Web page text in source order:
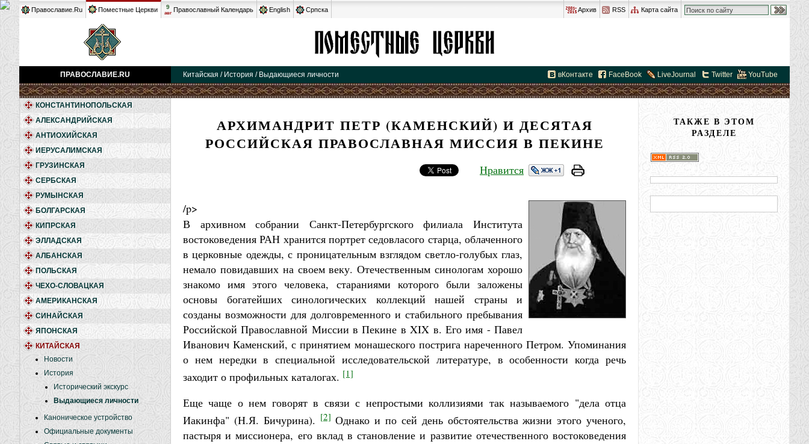
Православие.Ru Поместные Церкви 9
авг Православный Календарь English Српска Архив RSS Карта сайта
ПРАВОСЛАВИЕ.RU Китайская / История / Выдающиеся личности вКонтакте FaceBook LiveJournal Twitter YouTube
КОНСТАНТИНОПОЛЬСКАЯ
АЛЕКСАНДРИЙСКАЯ
АНТИОХИЙСКАЯ
ИЕРУСАЛИМСКАЯ
ГРУЗИНСКАЯ
СЕРБСКАЯ
РУМЫНСКАЯ
БОЛГАРСКАЯ
КИПРСКАЯ
ЭЛЛАДСКАЯ
АЛБАНСКАЯ
ПОЛЬСКАЯ
ЧЕХО-СЛОВАЦКАЯ
АМЕРИКАНСКАЯ
СИНАЙСКАЯ
ЯПОНСКАЯ
КИТАЙСКАЯ
Новости
История
Исторический экскурс
Выдающиеся личности
Каноническое устройство
Официальные документы
АРХИМАНДРИТ ПЕТР (КАМЕНСКИЙ) И ДЕСЯТАЯ
РОССИЙСКАЯ ПРАВОСЛАВНАЯ МИССИЯ В ПЕКИНЕ
Нравится
/p>
В архивном собрании Санкт-Петербургского филиала Института
востоковедения РАН хранится портрет седовласого старца, облаченного
в церковные одежды, с проницательным взглядом светло-голубых глаз,
немало повидавших на своем веку. Отечественным синологам хорошо
знакомо имя этого человека, стараниями которого были заложены
основы богатейших синологических коллекций нашей страны и
созданы возможности для долговременного и стабильного пребывания
Российской Православной Миссии в Пекине в XIX в. Его имя - Павел
Иванович Каменский, с принятием монашеского пострига нареченного Петром. Упоминания
о нем нередки в специальной исследовательской литературе, в особенности когда речь
заходит о профильных каталогах. [1]
Еще чаще о нем говорят в связи с непростыми коллизиями так называемого "дела отца
Иакинфа" (Н.Я. Бичурина). [2] Однако и по сей день обстоятельства жизни этого ученого,
пастыря и миссионера, его вклад в становление и развитие отечественного востоковедения
ТАКЖЕ В ЭТОМ
РАЗДЕЛЕ